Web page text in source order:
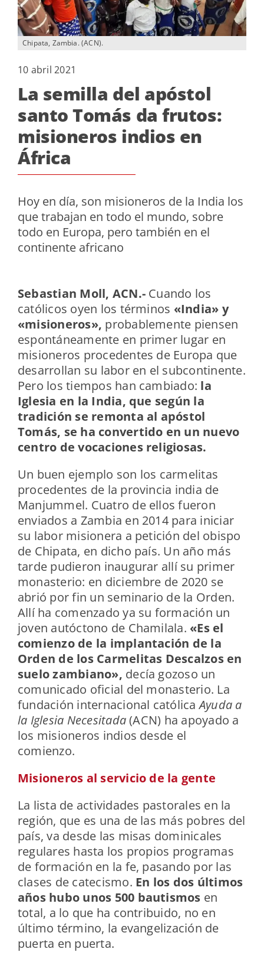
Chipata, Zambia. (ACN).
10 abril 2021
La semilla del apóstol
santo Tomás da frutos:
misioneros indios en
África
Hoy en día, son misioneros de la India los
que trabajan en todo el mundo, sobre
todo en Europa, pero también en el
continente africano
Sebastian Moll, ACN.- Cuando los
católicos oyen los términos «India» y
«misioneros», probablemente piensen
espontáneamente en primer lugar en
misioneros procedentes de Europa que
desarrollan su labor en el subcontinente.
Pero los tiempos han cambiado: la
Iglesia en la India, que según la
tradición se remonta al apóstol
Tomás, se ha convertido en un nuevo
centro de vocaciones religiosas.
Un buen ejemplo son los carmelitas
procedentes de la provincia india de
Manjummel. Cuatro de ellos fueron
enviados a Zambia en 2014 para iniciar
su labor misionera a petición del obispo
de Chipata, en dicho país. Un año más
tarde pudieron inaugurar allí su primer
monasterio: en diciembre de 2020 se
abrió por fin un seminario de la Orden.
Allí ha comenzado ya su formación un
joven autóctono de Chamilala. «Es el
comienzo de la implantación de la
Orden de los Carmelitas Descalzos en
suelo zambiano», decía gozoso un
comunicado oficial del monasterio. La
fundación internacional católicaAyuda a
la Iglesia Necesitada(ACN) ha apoyado a
los misioneros indios desde el
comienzo.
Misioneros al servicio de la gente
La lista de actividades pastorales en la
región, que es una de las más pobres del
país, va desde las misas dominicales
regulares hasta los propios programas
de formación en la fe, pasando por las
clases de catecismo. En los dos últimos
años hubo unos 500 bautismos en
total, a lo que ha contribuido, no en
último término, la evangelización de
puerta en puerta.